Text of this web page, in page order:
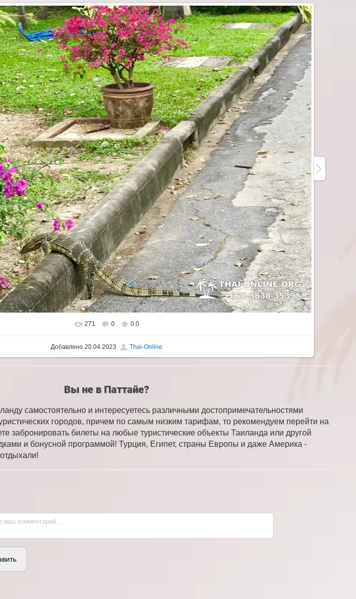
271 0 0.0
Добавлено 20.04.2023 Thai-Online
Вы не в Паттайе?
самостоятельно и интересуетесь различными достопримечательностями
городов, причем по самым низким тарифам, то рекомендуем перейти на
забронировать билеты на любые туристические объекты Таиланда или другой
и бонусной программой! Турция, Египет, страны Европы и даже Америка -